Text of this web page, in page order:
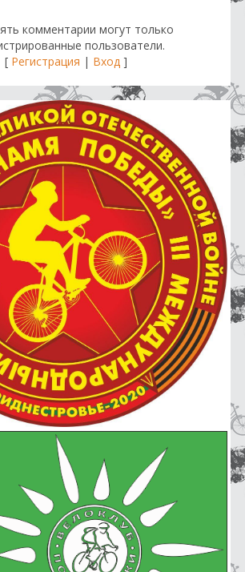
комментарии могут только
пользователи.
[ Регистрация | Вход]